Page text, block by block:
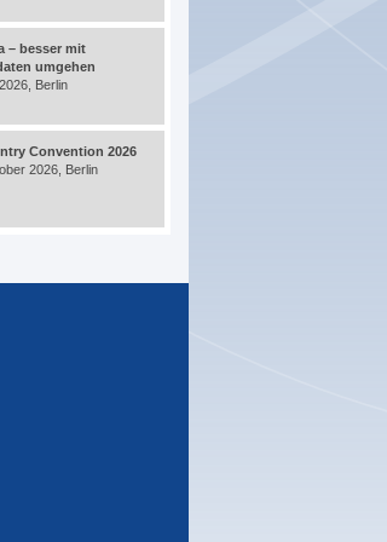
– besser mit
umgehen
Berlin
Convention 2026
2026, Berlin